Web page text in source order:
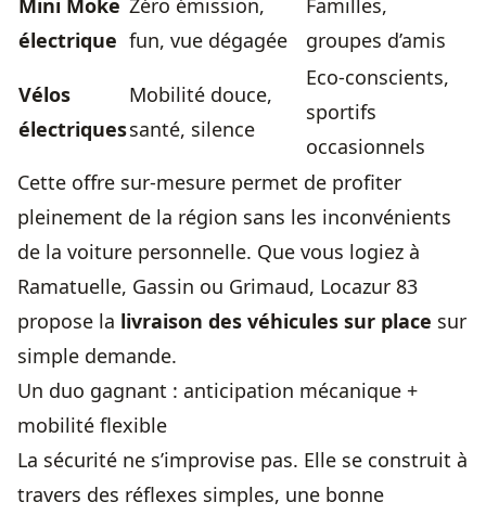
Mini Moke
électrique
Zéro émission,
fun, vue dégagée
Familles,
groupes d’amis
Vélos
électriques
Mobilité douce,
santé, silence
Eco-conscients,
sportifs
occasionnels
Cette offre sur-mesure permet de profiter
pleinement de la région sans les inconvénients
de la voiture personnelle. Que vous logiez à
Ramatuelle, Gassin ou Grimaud, Locazur 83
propose la livraison des véhicules sur place sur
simple demande.
Un duo gagnant : anticipation mécanique +
mobilité flexible
La sécurité ne s’improvise pas. Elle se construit à
travers des réflexes simples, une bonne